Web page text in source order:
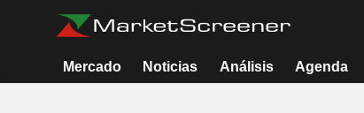
Mercado Noticias Análisis Agenda